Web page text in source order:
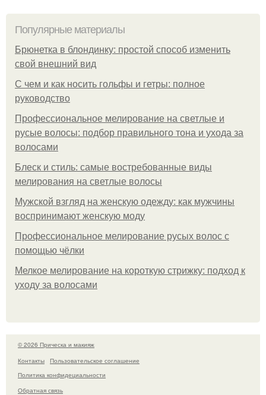
Популярные материалы
Брюнетка в блондинку: простой способ изменить
свой внешний вид
С чем и как носить гольфы и гетры: полное
руководство
Профессиональное мелирование на светлые и
русые волосы: подбор правильного тона и ухода за
волосами
Блеск и стиль: самые востребованные виды
мелирования на светлые волосы
Мужской взгляд на женскую одежду: как мужчины
воспринимают женскую моду
Профессиональное мелирование русых волос с
помощью чёлки
Мелкое мелирование на короткую стрижку: подход к
уходу за волосами
© 2026 Прическа и макияж
Контакты
Пользовательское соглашение
Политика конфидециальности
Обратная связь